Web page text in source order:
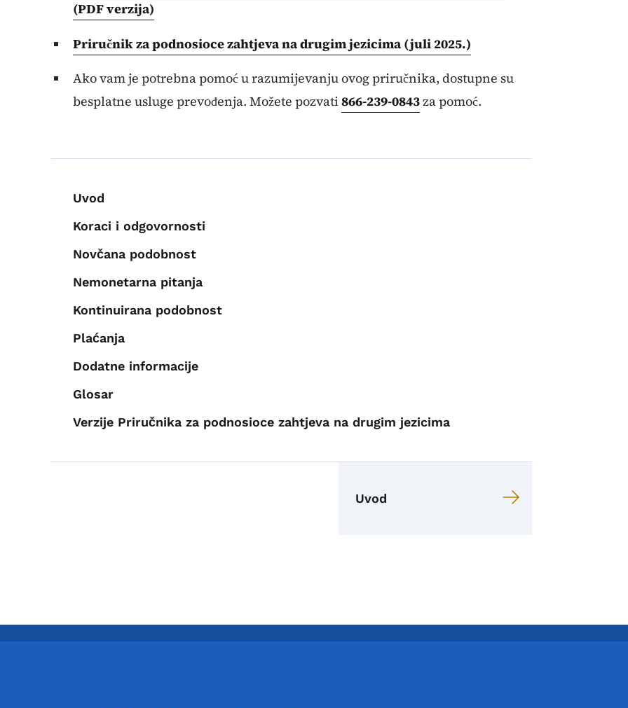
(PDF verzija)
Priručnik za podnosioce zahtjeva na drugim jezicima (juli 2025.)
Ako vam je potrebna pomoć u razumijevanju ovog priručnika, dostupne su
besplatne usluge prevođenja. Možete pozvati866-239-0843za pomoć.
Uvod
Koraci i odgovornosti
Novčana podobnost
Nemonetarna pitanja
Kontinuirana podobnost
Plaćanja
Dodatne informacije
Glosar
Verzije Priručnika za podnosioce zahtjeva na drugim jezicima
Uvod